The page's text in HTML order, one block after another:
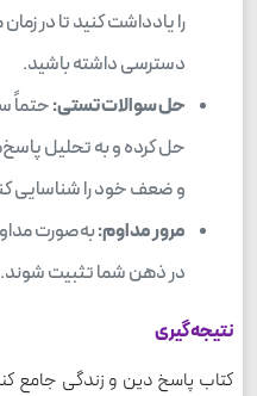
را یادداشت کنید تا در
دسترسی داشته باشید.
حل سوالات تستی:حتماً
حل کرده و به تحلیل
و ضعف خود را شناسایی
مرور مداوم:به‌صورت
در ذهن شما تثبیت شوند.
نتیجه‌گیری
کتاب پاسخ دین و زندگی جامع